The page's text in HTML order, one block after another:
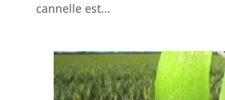
cannelle est...